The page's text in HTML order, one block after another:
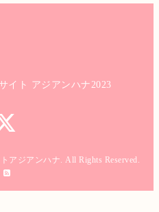
イト アジアンハナ2023
アジアンハナ. All Rights Reserved.